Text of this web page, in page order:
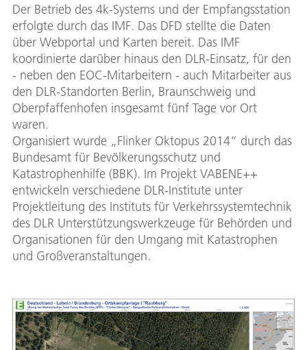
Der Betrieb des 4k-Systems und der Empfangsstation
erfolgte durch das IMF. Das DFD stellte die Daten
über Webportal und Karten bereit. Das IMF
koordinierte darüber hinaus den DLR-Einsatz, für den
- neben den EOC-Mitarbeitern - auch Mitarbeiter aus
den DLR-Standorten Berlin, Braunschweig und
Oberpfaffenhofen insgesamt fünf Tage vor Ort
waren.
Organisiert wurde „Flinker Oktopus 2014“ durch das
Bundesamt für Bevölkerungsschutz und
Katastrophenhilfe (BBK). Im Projekt VABENE++
entwickeln verschiedene DLR-Institute unter
Projektleitung des Instituts für Verkehrssystemtechnik
des DLR Unterstützungswerkzeuge für Behörden und
Organisationen für den Umgang mit Katastrophen
und Großveranstaltungen.